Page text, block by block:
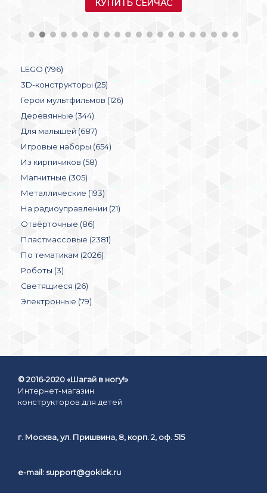
КУПИТЬ СЕЙЧАС
LEGO (796)
3D-конструкторы (25)
Герои мультфильмов (126)
Деревянные (344)
Для малышей (687)
Игровые наборы (654)
Из кирпичиков (58)
Магнитные (305)
Металлические (193)
На радиоуправлении (21)
Отвёрточные (86)
Пластмассовые (2381)
По тематикам (2026)
Роботы (3)
Светящиеся (26)
Электронные (79)
© 2016-2020 «Шагай в ногу!»
Интернет-магазин
конструкторов для детей
г. Москва, ул. Пришвина, 8, корп. 2, оф. 515
e-mail: support@gokick.ru